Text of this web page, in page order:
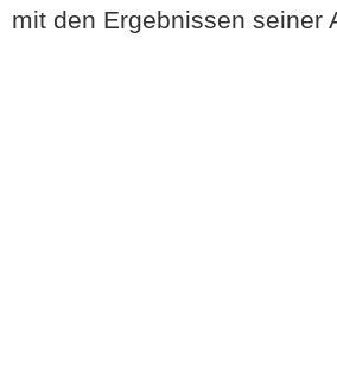
mit den Ergebnissen